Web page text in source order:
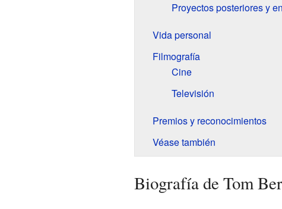
Proyectos posteriores y
Vida personal
Filmografía
Cine
Televisión
Premios y reconocimientos
Véase también
Biografía de Tom